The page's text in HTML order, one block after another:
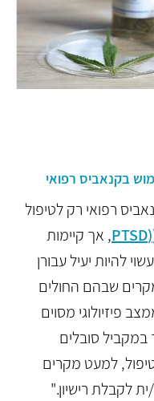
בקנאביס רפואי
רפואי רק לטיפול
PTSD)
, אך קיימות
להיות יעיל עבורן
שבהם החולים
פיזיולוגי מסוים
במקביל סובלים
למעט מקרים
לקבלת רישיון."